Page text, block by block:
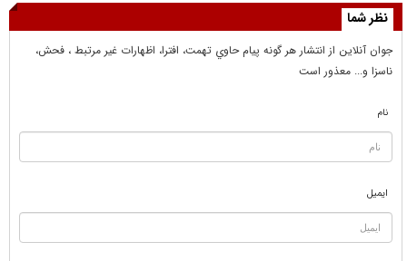
نظر شما
جوان آنلاين از انتشار هر گونه پيام حاوي تهمت، افترا، اظهارات غير مرتبط ، فحش،
ناسزا و... معذور است
نام
ایمیل